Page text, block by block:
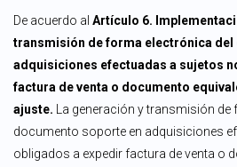
De acuerdo al Artículo 6.
transmisión de forma electrónica del
adquisiciones efectuadas a sujetos
factura de venta o documento
ajuste. La generación y transmisión de
documento soporte en adquisiciones
obligados a expedir factura de venta o